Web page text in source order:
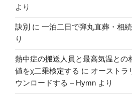
より
訣別 に 一泊二日で弾丸直葬・相
り
熱中症の搬送人員と最高気温との
値をχ二乗検定する に オーストラ
ウンロードする – Hymn より